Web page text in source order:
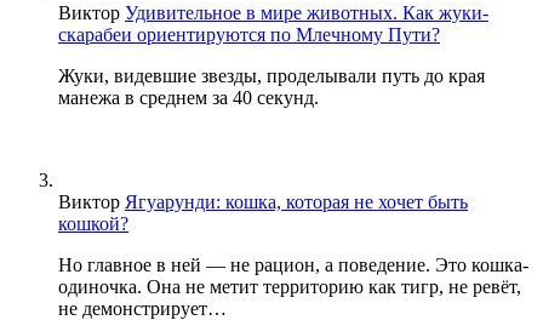
Виктор Удивительное в мире животных. Как жуки-
скарабеи ориентируются по Млечному Пути?
Жуки, видевшие звезды, проделывали путь до края
манежа в среднем за 40 секунд.
Виктор Ягуарунди: кошка, которая не хочет быть
кошкой?
Но главное в ней — не рацион, а поведение. Это кошка-
одиночка. Она не метит территорию как тигр, не ревёт,
не демонстрирует…